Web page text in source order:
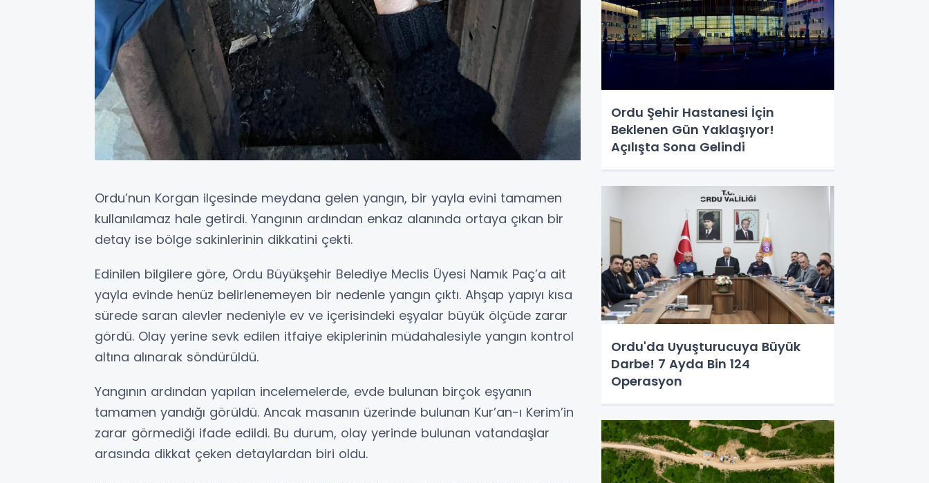
Ordu’nun Korgan ilçesinde meydana gelen yangın, bir yayla evini tamamen
kullanılamaz hale getirdi. Yangının ardından enkaz alanında ortaya çıkan bir
detay ise bölge sakinlerinin dikkatini çekti.
Edinilen bilgilere göre, Ordu Büyükşehir Belediye Meclis Üyesi Namık Paç’a ait
yayla evinde henüz belirlenemeyen bir nedenle yangın çıktı. Ahşap yapıyı kısa
sürede saran alevler nedeniyle ev ve içerisindeki eşyalar büyük ölçüde zarar
gördü. Olay yerine sevk edilen itfaiye ekiplerinin müdahalesiyle yangın kontrol
altına alınarak söndürüldü.
Yangının ardından yapılan incelemelerde, evde bulunan birçok eşyanın
tamamen yandığı görüldü. Ancak masanın üzerinde bulunan Kur’an-ı Kerim’in
zarar görmediği ifade edildi. Bu durum, olay yerinde bulunan vatandaşlar
arasında dikkat çeken detaylardan biri oldu.
Ordu Şehir Hastanesi İçin
Beklenen Gün Yaklaşıyor!
Açılışta Sona Gelindi
Ordu'da Uyuşturucuya Büyük
Darbe! 7 Ayda Bin 124
Operasyon